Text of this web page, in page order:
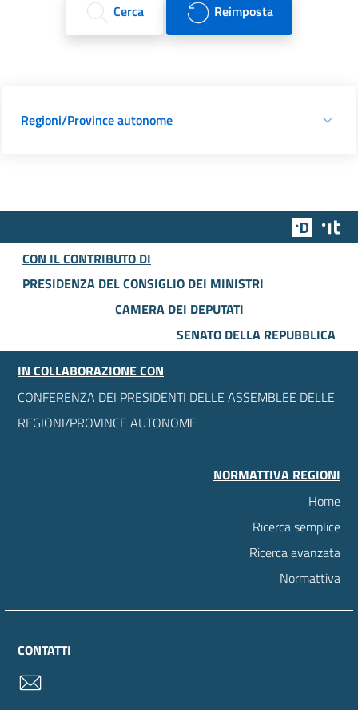
Cerca Reimposta
Regioni/Province autonome
Team
CON IL CONTRIBUTO DI
PRESIDENZA DEL CONSIGLIO DEI MINISTRI
CAMERA DEI DEPUTATI
SENATO DELLA REPUBBLICA
IN COLLABORAZIONE CON
CONFERENZA DEI PRESIDENTI DELLE ASSEMBLEE DELLE
REGIONI/PROVINCE AUTONOME
NORMATTIVA REGIONI
Home
Ricerca semplice
Ricerca avanzata
Normattiva
CONTATTI